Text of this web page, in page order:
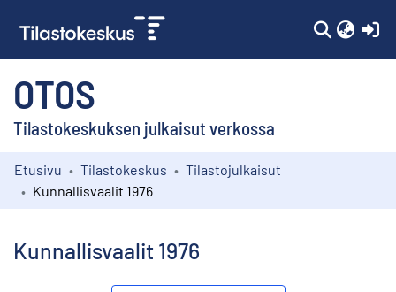
OTOS
Tilastokeskuksen julkaisut verkossa
Kokoelmat
Etusivu Tilastokeskus
Tilastojulkaisut
Kunnallisvaalit 1976
Kunnallisvaalit 1976